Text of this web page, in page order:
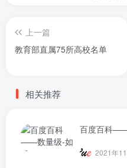
上一篇
教育部直属75所高校名单
相关推荐
百度百科
2021年